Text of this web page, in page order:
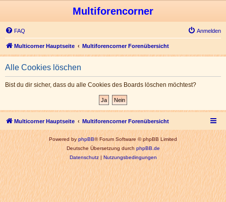
Multiforencorner
FAQ Anmelden
Multicorner Hauptseite Multiforencorner Forenübersicht
Alle Cookies löschen
Bist du dir sicher, dass du alle Cookies des Boards löschen möchtest?
Multicorner Hauptseite Multiforencorner Forenübersicht
Powered byphpBB® Forum Software © phpBB Limited
Deutsche Übersetzung durchphpBB.de
Datenschutz|Nutzungsbedingungen